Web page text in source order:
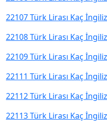
22107 Türk Lirası Kaç
22108 Türk Lirası Kaç
22109 Türk Lirası Kaç
22111 Türk Lirası Kaç
22112 Türk Lirası Kaç
22113 Türk Lirası Kaç